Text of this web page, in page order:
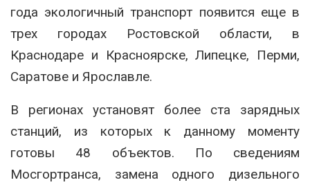
года экологичный транспорт появится еще в
трех городах Ростовской области, в
Краснодаре и Красноярске, Липецке, Перми,
Саратове и Ярославле.
В регионах установят более ста зарядных
станций, из которых к данному моменту
готовы 48 объектов. По сведениям
Мосгортранса, замена одного дизельного